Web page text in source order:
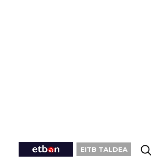
EITB TALDEA